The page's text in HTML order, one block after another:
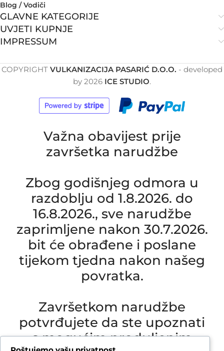
Blog / Vodiči
GLAVNE KATEGORIJE
UVJETI KUPNJE
IMPRESSUM
COPYRIGHT VULKANIZACIJA PASARIĆ D.O.O. - developed
by 2026 ICE STUDIO.
Važna obavijest prije
završetka narudžbe
Zbog godišnjeg odmora u
razdoblju od 1.8.2026. do
16.8.2026., sve narudžbe
zaprimljene nakon 30.7.2026.
bit će obrađene i poslane
tijekom tjedna nakon našeg
povratka.
Završetkom narudžbe
potvrđujete da ste upoznati
s mogućim produljenim